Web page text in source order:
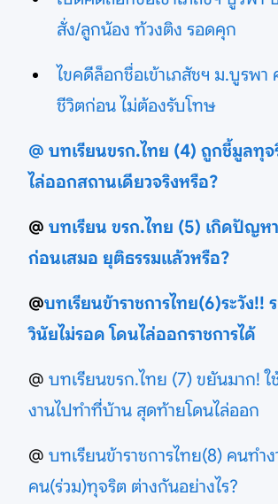
สั่ง/ลูกน้อง ท้วงติง รอดคุก
ไขคดีล็อกชื่อเข้าเภสัชฯ ม.บูรพ
ชีวิตก่อน ไม่ต้องรับโทษ
@ บทเรียนขรก.ไทย (4) ถูกชี้มูลทุ
ไล่ออกสถานเดียวจริงหรือ?
@ บทเรียน ขรก.ไทย (5) เกิดปัญ
ก่อนเสมอ ยุติธรรมแล้วหรือ?
@บทเรียนข้าราชการไทย(6)ระวัง!!
วินัยไม่รอด โดนไล่ออกราชการได้
@ บทเรียนขรก.ไทย (7) ขยันมาก!
งานไปทำที่บ้าน สุดท้ายโดนไล่ออก
@ บทเรียนข้าราชการไทย(8) คนทำ
คน(ร่วม)ทุจริต ต่างกันอย่างไร?